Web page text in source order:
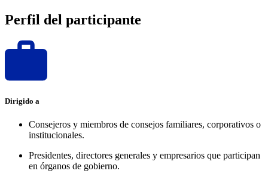
Perfil del participante
Dirigido a
Consejeros y miembros de consejos familiares, corporativos o
institucionales.
Presidentes, directores generales y empresarios que participan
en órganos de gobierno.